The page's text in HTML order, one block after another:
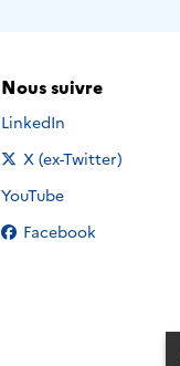
Nous suivre
Nous suivre sur
LinkedIn
Nous suivre sur
X (ex-Twitter)
Nous suivre sur
YouTube
Nous suivre sur
Facebook